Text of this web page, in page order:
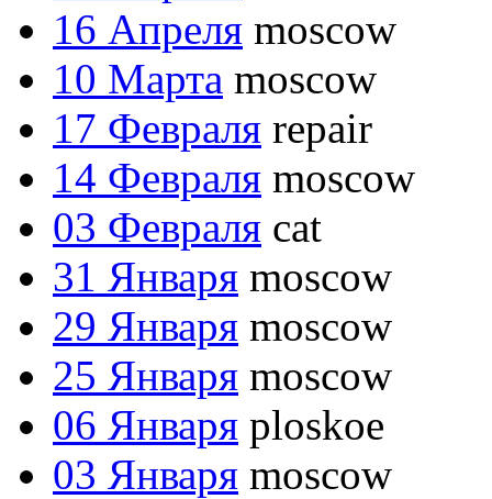
16 Апреля moscow
10 Марта moscow
17 Февраля repair
14 Февраля moscow
03 Февраля cat
31 Января moscow
29 Января moscow
25 Января moscow
06 Января ploskoe
03 Января moscow